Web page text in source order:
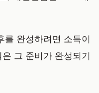
완성하려면 소득이
그 준비가 완성되기